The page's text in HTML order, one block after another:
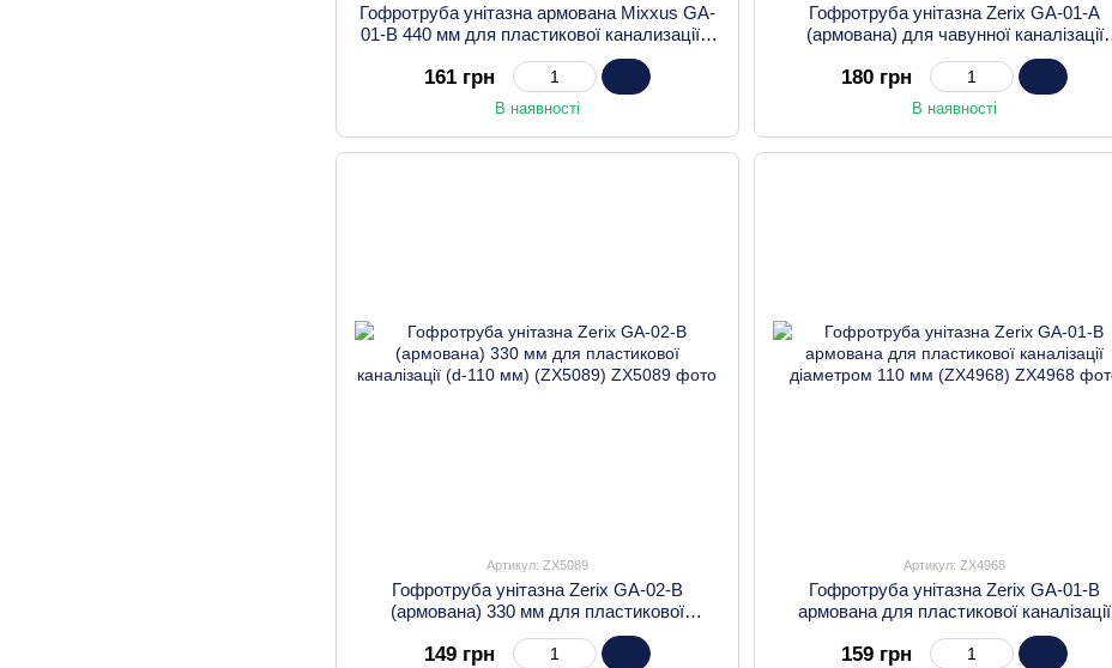
Гофротруба унітазна армована Mixxus GA-
01-B 440 мм для пластикової канализації d
161 грн
В наявності
Гофротруба унітазна Zerix GA-01-A
(армована) для чавунної каналізації
діаметром 110 мм (ZX4969)
180 грн
В наявності
Артикул: ZX5089
Гофротруба унітазна Zerix GA-02-B
(армована) 330 мм для пластикової
каналізації (d-110 мм) (ZX5089)
149 грн
Артикул: ZX4968
Гофротруба унітазна Zerix GA-01-B
армована для пластикової каналізації
діаметром 110 мм (ZX4968)
159 грн